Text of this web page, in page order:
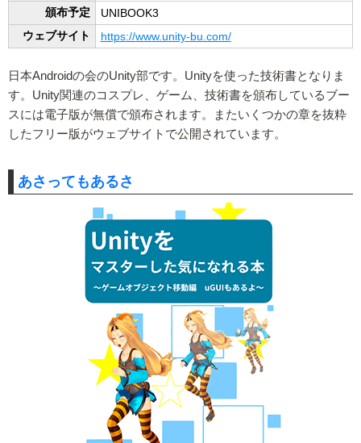
頒布予定
UNIBOOK3
ウェブサイト
https://www.unity-bu.com/
日本Androidの会のUnity部です。Unityを使った技術書となりま
す。Unity関連のコスプレ、ゲーム、技術書を頒布しているブー
スには電子版が無償で頒布されます。またいくつかの章を抜粋
したフリー版がウェブサイトで公開されています。
あさってもあるさ